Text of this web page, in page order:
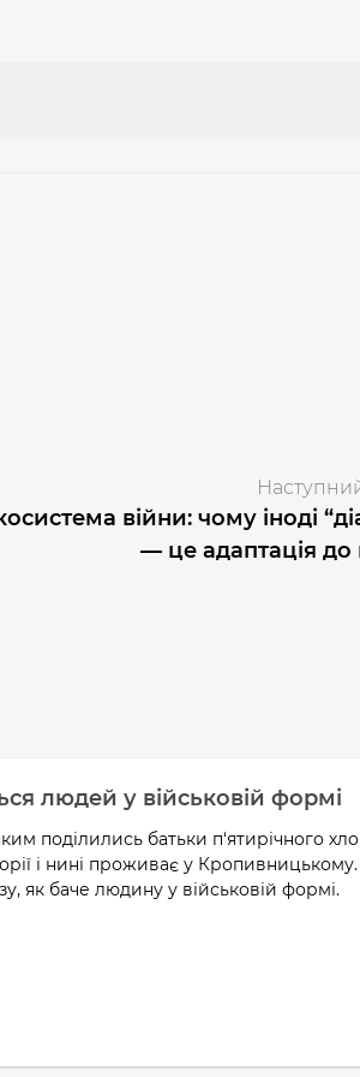
війни: чому іноді
— це адаптація до
людей у військовій формі
поділились батьки п‘ятирічного
і нині проживає у Кропивницькому.
як баче людину у військовій формі.